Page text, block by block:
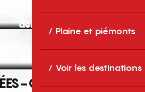
Plaine et piémonts
Voir les destinations
demain et après-
demain
ORIENTALES